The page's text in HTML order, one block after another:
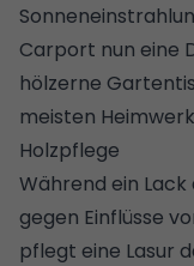
Carport nun eine
hölzerne
meisten
Holzpflege
Während ein
gegen Einflüsse
pflegt eine Lasur